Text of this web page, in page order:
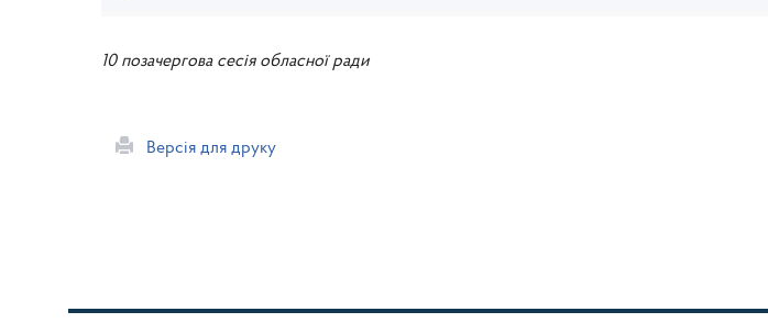
10 позачергова сесія обласної ради
Версія для друку